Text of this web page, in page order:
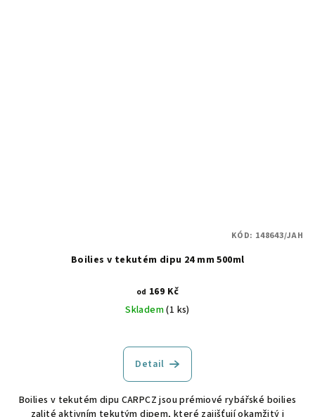
Boilies v tekutém dipu 24 mm 500ml
od 169 Kč
Skladem(1 ks)
Detail
Boilies v tekutém dipu CARPCZ jsou prémiové rybářské boilies
zalité aktivním tekutým dipem, které zajišťují okamžitý i
KÓD: 148643/JAH